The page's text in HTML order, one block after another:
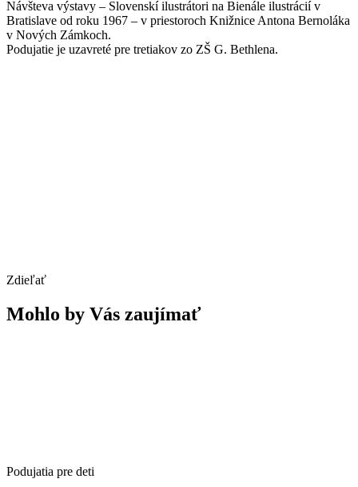
Návšteva výstavy – Slovenskí ilustrátori na Bienále ilustrácií v
Bratislave od roku 1967 – v priestoroch Knižnice Antona Bernoláka
v Nových Zámkoch.
Podujatie je uzavreté pre tretiakov zo ZŠ G. Bethlena.
Zdieľať
Mohlo by Vás zaujímať
Podujatia pre deti